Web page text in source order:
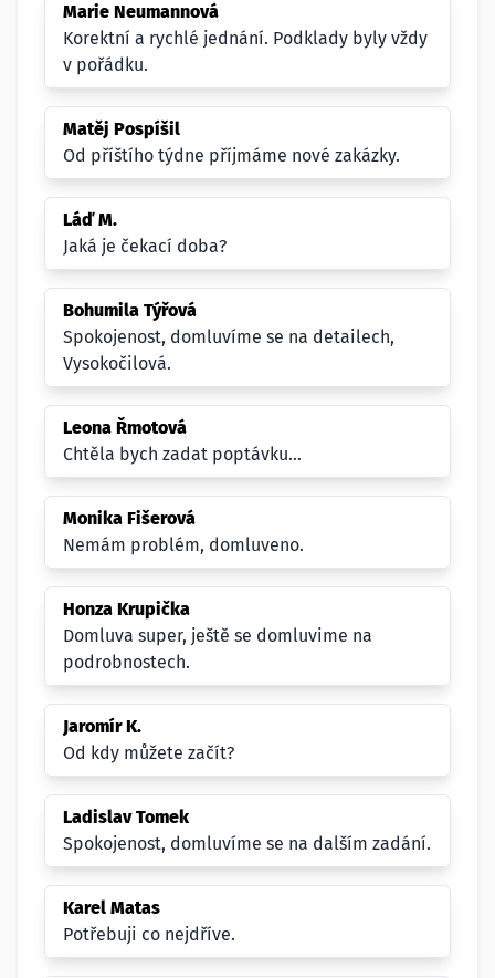
Marie Neumannová
Korektní a rychlé jednání. Podklady byly vždy
v pořádku.
Matěj Pospíšil
Od příštího týdne příjmáme nové zakázky.
Láď M.
Jaká je čekací doba?
Bohumila Týřová
Spokojenost, domluvíme se na detailech,
Vysokočilová.
Leona Řmotová
Chtěla bych zadat poptávku...
Monika Fišerová
Nemám problém, domluveno.
Honza Krupička
Domluva super, ještě se domluvime na
podrobnostech.
Jaromír K.
Od kdy můžete začít?
Ladislav Tomek
Spokojenost, domluvíme se na dalším zadání.
Karel Matas
Potřebuji co nejdříve.